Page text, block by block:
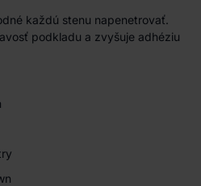
každú stenu napenetrovať.
podkladu a zvyšuje adhéziu